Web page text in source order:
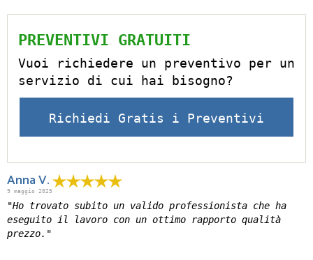
PREVENTIVI GRATUITI
Vuoi richiedere un preventivo per un
servizio di cui hai bisogno?
Richiedi Gratis i Preventivi
Anna V.
9 maggio 2025
"Ho trovato subito un valido professionista che ha
eseguito il lavoro con un ottimo rapporto qualità
prezzo."